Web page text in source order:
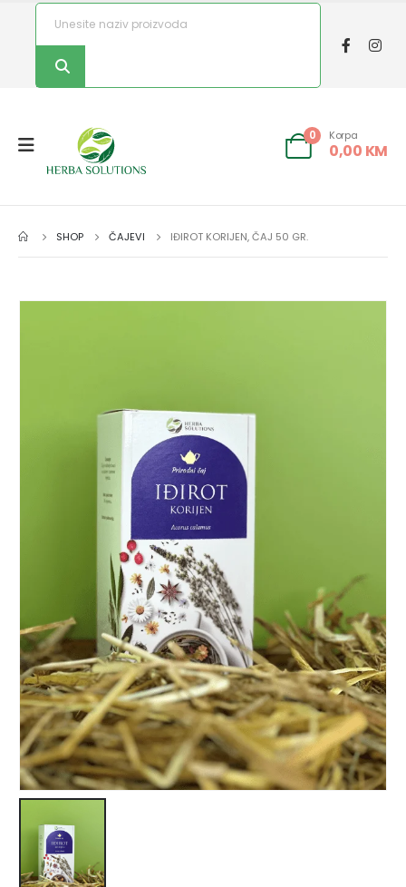
0 Korpa
0,00 KM
SHOP ČAJEVI IĐIROT KORIJEN, ČAJ 50 GR.